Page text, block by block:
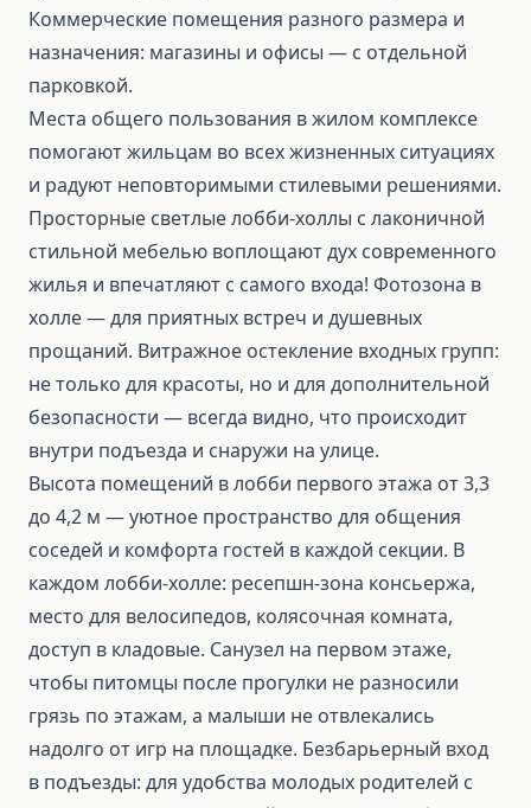
Коммерческие помещения разного размера и
назначения: магазины и офисы — с отдельной
парковкой.
Места общего пользования в жилом комплексе
помогают жильцам во всех жизненных ситуациях
и радуют неповторимыми стилевыми решениями.
Просторные светлые лобби-холлы с лаконичной
стильной мебелью воплощают дух современного
жилья и впечатляют с самого входа! Фотозона в
холле — для приятных встреч и душевных
прощаний. Витражное остекление входных групп:
не только для красоты, но и для дополнительной
безопасности — всегда видно, что происходит
внутри подъезда и снаружи на улице.
Высота помещений в лобби первого этажа от 3,3
до 4,2 м — уютное пространство для общения
соседей и комфорта гостей в каждой секции. В
каждом лобби-холле: ресепшн-зона консьержа,
место для велосипедов, колясочная комната,
доступ в кладовые. Санузел на первом этаже,
чтобы питомцы после прогулки не разносили
грязь по этажам, а малыши не отвлекались
надолго от игр на площадке. Безбарьерный вход
в подъезды: для удобства молодых родителей с